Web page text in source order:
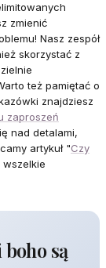
zmienić
Nasz zespół
skorzystać z
też pamiętać o
znajdziesz
zaproszeń
nad detalami,
artykuł "Czy
są